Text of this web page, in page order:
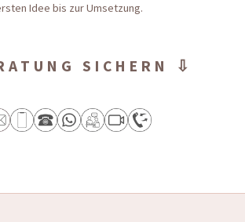
Idee bis zur Umsetzung.
SICHERN ⇩